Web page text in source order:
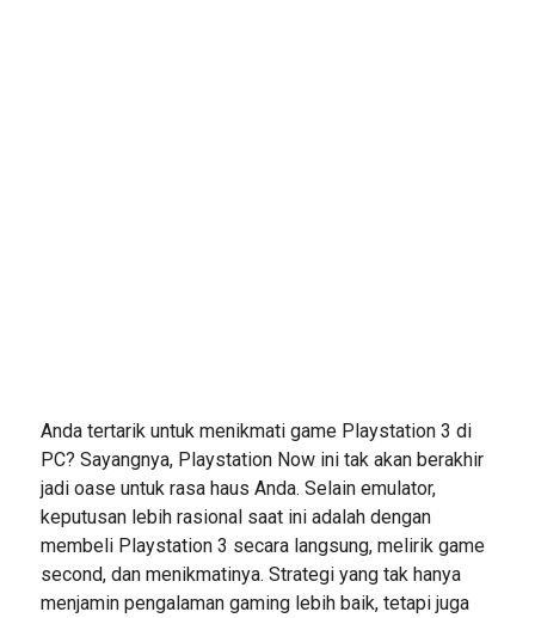
Anda tertarik untuk menikmati game Playstation 3 di
PC? Sayangnya, Playstation Now ini tak akan berakhir
jadi oase untuk rasa haus Anda. Selain emulator,
keputusan lebih rasional saat ini adalah dengan
membeli Playstation 3 secara langsung, melirik game
second, dan menikmatinya. Strategi yang tak hanya
menjamin pengalaman gaming lebih baik, tetapi juga